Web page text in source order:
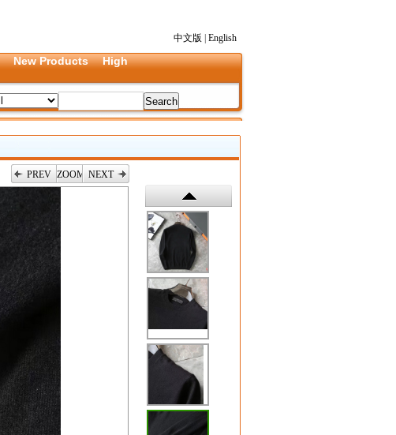
中文版
English
New Products
High
PREV ZOOM NEXT